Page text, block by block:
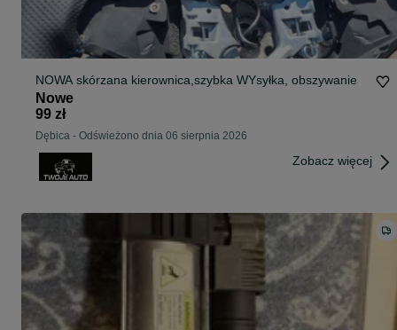
NOWA skórzana kierownica,szybka WYsyłka, obszywanie
Nowe
99 zł
Dębica - Odświeżono dnia 06 sierpnia 2026
Zobacz więcej